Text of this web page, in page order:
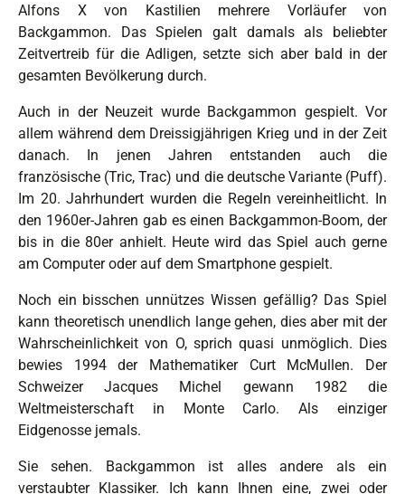
Alfons X von Kastilien mehrere Vorläufer von
Backgammon. Das Spielen galt damals als beliebter
Zeitvertreib für die Adligen, setzte sich aber bald in der
gesamten Bevölkerung durch.
Auch in der Neuzeit wurde Backgammon gespielt. Vor
allem während dem Dreissigjährigen Krieg und in der Zeit
danach. In jenen Jahren entstanden auch die
französische (Tric, Trac) und die deutsche Variante (Puff).
Im 20. Jahrhundert wurden die Regeln vereinheitlicht. In
den 1960er-Jahren gab es einen Backgammon-Boom, der
bis in die 80er anhielt. Heute wird das Spiel auch gerne
am Computer oder auf dem Smartphone gespielt.
Noch ein bisschen unnützes Wissen gefällig? Das Spiel
kann theoretisch unendlich lange gehen, dies aber mit der
Wahrscheinlichkeit von O, sprich quasi unmöglich. Dies
bewies 1994 der Mathematiker Curt McMullen. Der
Schweizer Jacques Michel gewann 1982 die
Weltmeisterschaft in Monte Carlo. Als einziger
Eidgenosse jemals.
Sie sehen. Backgammon ist alles andere als ein
verstaubter Klassiker. Ich kann Ihnen eine, zwei oder